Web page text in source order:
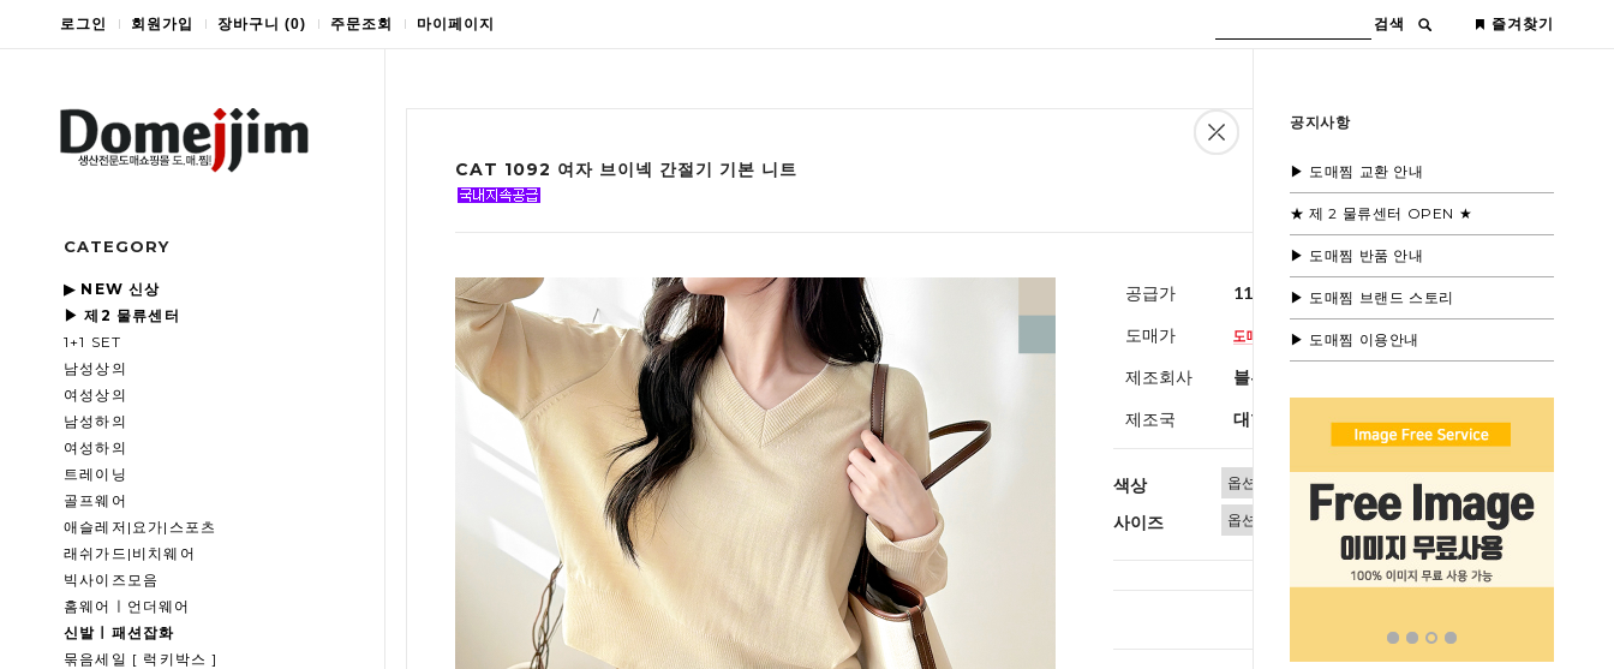
로그인 회원가입 장바구니 (0) 주문조회 마이페이지 검색 즐겨찾기
CATEGORY
▶ NEW 신상
▶ 제2 물류센터
1+1 SET
남성상의
여성상의
남성하의
여성하의
트레이닝
골프웨어
애슬레저|요가|스포츠
래쉬가드|비치웨어
빅사이즈모음
홈웨어ㅣ언더웨어
신발ㅣ패션잡화
묶음세일 [ 럭키박스 ]
공지사항
▶ 도매찜 교환 안내
★ 제 2 물류센터 OPEN ★
▶ 도매찜 반품 안내
▶ 도매찜 브랜드 스토리
▶ 도매찜 이용안내
CAT 1092 여자 브이넥 간절기 기본 니트
공급가 11,600원(부가세별도)
도매가
제조회사 블루모드제휴사
제조국 대한민국
색상
사이즈